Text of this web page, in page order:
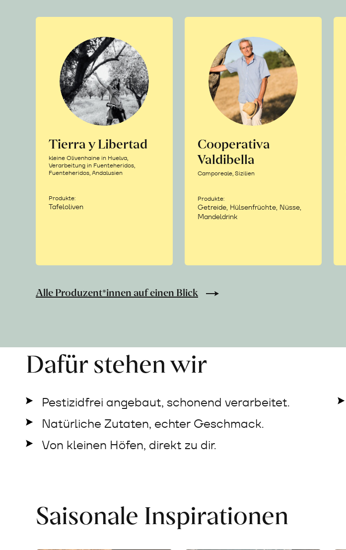
Tierra y Libertad
kleine Olivenhaine in Huelva,
Verarbeitung in Fuenteheridos,
Fuenteheridos, Andalusien
Produkte:
Tafeloliven
Cooperativa
Valdibella
Camporeale, Sizilien
Produkte:
Getreide, Hülsenfrüchte, Nüsse,
Mandeldrink
Alle Produzent*innen auf einen Blick
Dafür stehen wir
Pestizidfrei angebaut, schonend verarbeitet.
Natürliche Zutaten, echter Geschmack.
Von kleinen Höfen, direkt zu dir.
Saisonale Inspirationen